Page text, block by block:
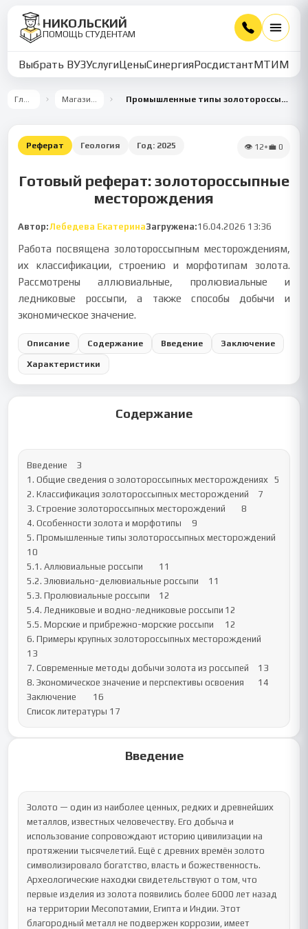
НИКОЛЬСКИЙ
ПОМОЩЬ СТУДЕНТАМ
Выбрать ВУЗУслугиЦеныСинергияРосдистантМТИММУ
Главная Магазин работ Промышленные типы золотороссыпных месторождений
Реферат Геология Год: 2025 👁 12•💼 0
Готовый реферат: золотороссыпные
месторождения
Автор:Лебедева ЕкатеринаЗагружена:16.04.2026 13:36
Работа посвящена золотороссыпным месторождениям,
их классификации, строению и морфотипам золота.
Рассмотрены аллювиальные, пролювиальные и
ледниковые россыпи, а также способы добычи и
экономическое значение.
Описание Содержание Введение Заключение
Характеристики
Содержание
Введение	3
1. Общие сведения о золотороссыпных месторождениях	5
2. Классификация золотороссыпных месторождений	7
3. Строение золотороссыпных месторождений	8
4. Особенности золота и морфотипы	9
5. Промышленные типы золотороссыпных месторождений
10
5.1. Аллювиальные россыпи	11
5.2. Элювиально-делювиальные россыпи	11
5.3. Пролювиальные россыпи	12
5.4. Ледниковые и водно-ледниковые россыпи	12
5.5. Морские и прибрежно-морские россыпи	12
6. Примеры крупных золотороссыпных месторождений
13
7. Современные методы добычи золота из россыпей	13
8. Экономическое значение и перспективы освоения	14
Заключение	16
Список литературы	17
Введение
Золото — один из наиболее ценных, редких и древнейших
металлов, известных человечеству. Его добыча и
использование сопровождают историю цивилизации на
протяжении тысячелетий. Ещё с древних времён золото
символизировало богатство, власть и божественность.
Археологические находки свидетельствуют о том, что
первые изделия из золота появились более 6000 лет назад
на территории Месопотамии, Египта и Индии. Этот
благородный металл не подвержен коррозии, имеет